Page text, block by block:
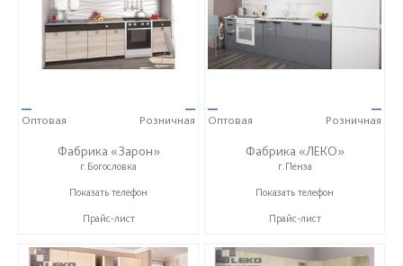
—
Оптовая
—
Розничная
Фабрика «Зарон»
г.Богословка
+7 (8412) 21-50-66
Показать телефон
Прайс-лист
—
Оптовая
—
Розничная
Фабрика «ЛЕКО»
г.Пенза
+7 (800) 222-93-90
Показать телефон
Прайс-лист